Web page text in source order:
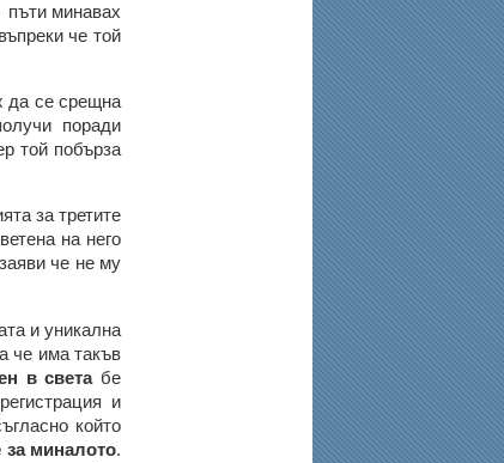
пъти минавах
че той
да се срещна
поради
той побърза
за третите
на него
че не му
и уникална
че има такъв
в светабе
и
който
за миналото.